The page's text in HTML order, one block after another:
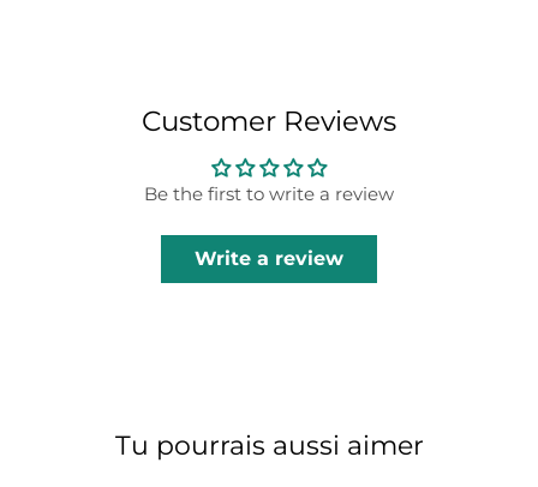
Customer Reviews
Be the first to write a review
Write a review
Tu pourrais aussi aimer